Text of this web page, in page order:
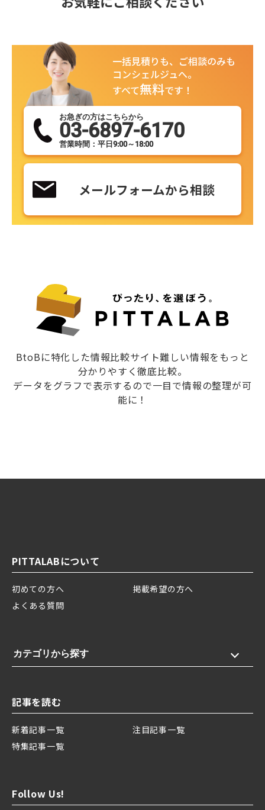
一括見積りも、ご相談のみも
コンシェルジュへ。
すべて無料です！
お急ぎの方はこちらから
03-6897-6170
営業時間：平日9:00～18:00
メールフォームから相談
BtoBに特化した情報比較サイト難しい情報をもっと
分かりやすく徹底比較。
データをグラフで表示するので一目で情報の整理が可
能に！
PITTALABについて
初めての方へ
掲載希望の方へ
よくある質問
カテゴリから探す
記事を読む
新着記事一覧
注目記事一覧
特集記事一覧
Follow Us!